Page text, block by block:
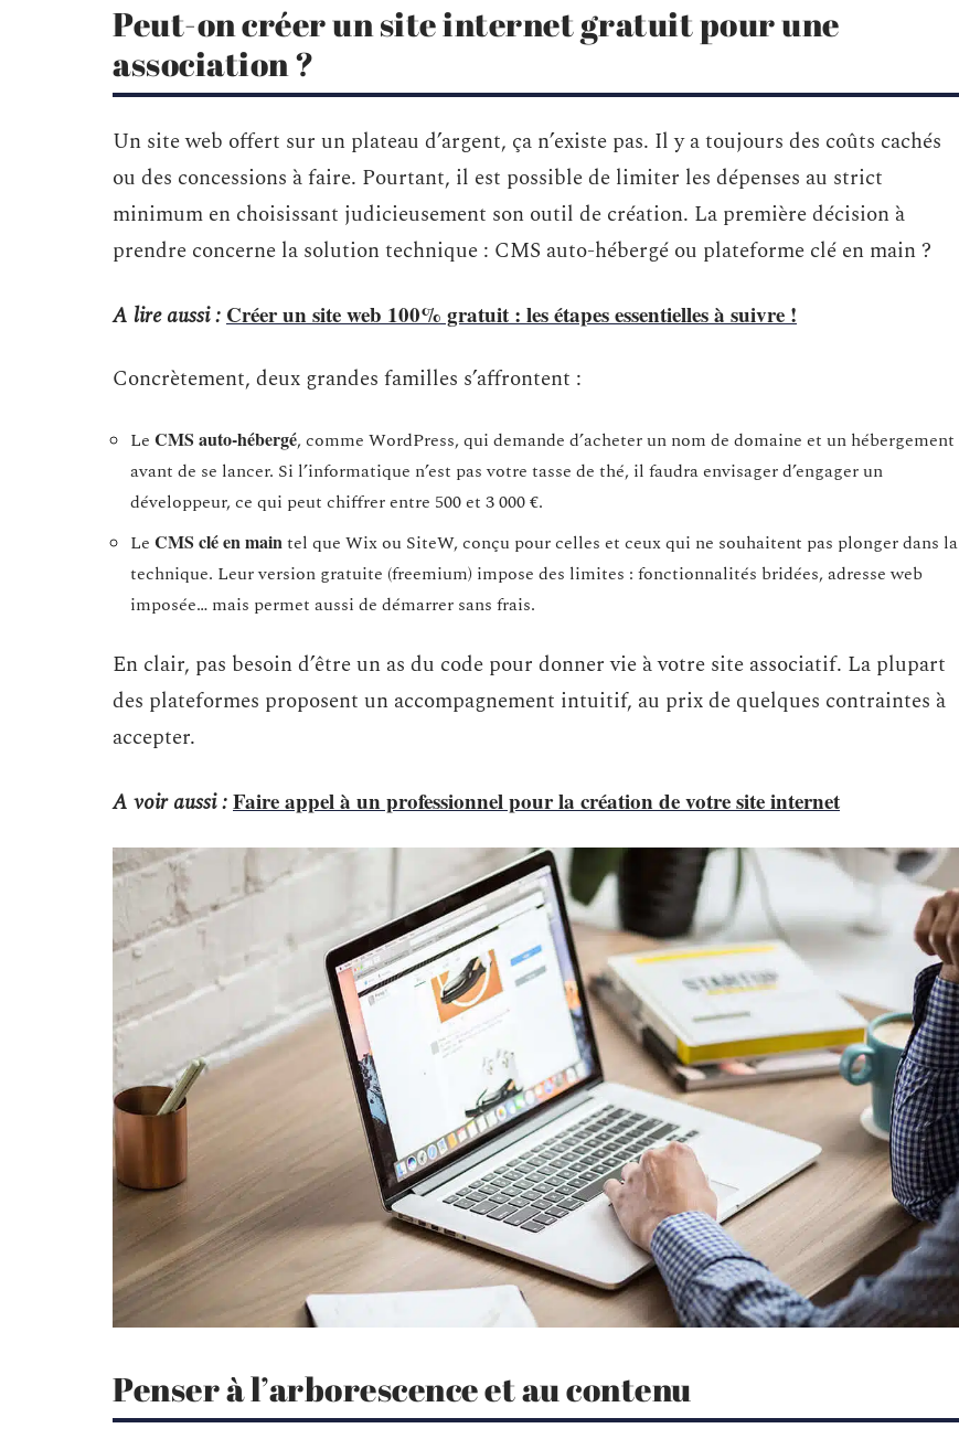
Peut-on créer un site internet gratuit pour une
association ?
Un site web offert sur un plateau d’argent, ça n’existe pas. Il y a toujours des coûts cachés
ou des concessions à faire. Pourtant, il est possible de limiter les dépenses au strict
minimum en choisissant judicieusement son outil de création. La première décision à
prendre concerne la solution technique : CMS auto-hébergé ou plateforme clé en main ?
A lire aussi : Créer un site web 100% gratuit : les étapes essentielles à suivre !
Concrètement, deux grandes familles s’affrontent :
Le CMS auto-hébergé, comme WordPress, qui demande d’acheter un nom de domaine et un hébergement
avant de se lancer. Si l’informatique n’est pas votre tasse de thé, il faudra envisager d’engager un
développeur, ce qui peut chiffrer entre 500 et 3 000 €.
Le CMS clé en maintel que Wix ou SiteW, conçu pour celles et ceux qui ne souhaitent pas plonger dans la
technique. Leur version gratuite (freemium) impose des limites : fonctionnalités bridées, adresse web
imposée… mais permet aussi de démarrer sans frais.
En clair, pas besoin d’être un as du code pour donner vie à votre site associatif. La plupart
des plateformes proposent un accompagnement intuitif, au prix de quelques contraintes à
accepter.
A voir aussi :Faire appel à un professionnel pour la création de votre site internet
Penser à l’arborescence et au contenu